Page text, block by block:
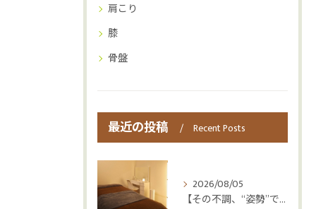
肩こり
膝
骨盤
最近の投稿 Recent Posts
2026/08/05
【その不調、“姿勢”ではなく“呼吸”かもしれません😮‍💨】